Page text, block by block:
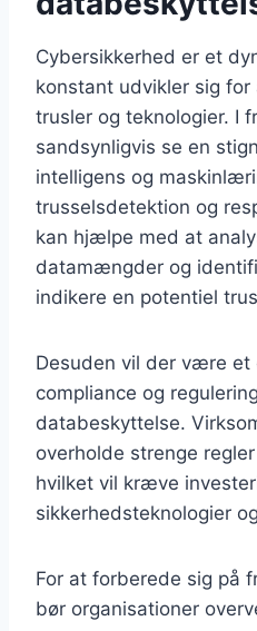
Cybersikkerhed er et
konstant udvikler sig
trusler og teknologier. I
sandsynligvis se en
intelligens og
trusselsdetektion og
kan hjælpe med at
datamængder og
indikere en potentiel
Desuden vil der være et
compliance og
databeskyttelse.
overholde strenge regler
hvilket vil kræve
sikkerhedsteknologier
For at forberede sig på
bør organisationer